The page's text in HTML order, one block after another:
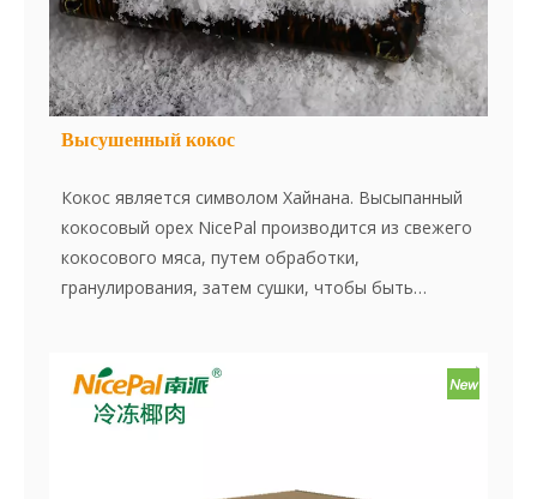
Высушенный кокос
Кокос является символом Хайнана. Высыпанный
кокосовый орех NicePal производится из свежего
кокосового мяса, путем обработки,
гранулирования, затем сушки, чтобы быть